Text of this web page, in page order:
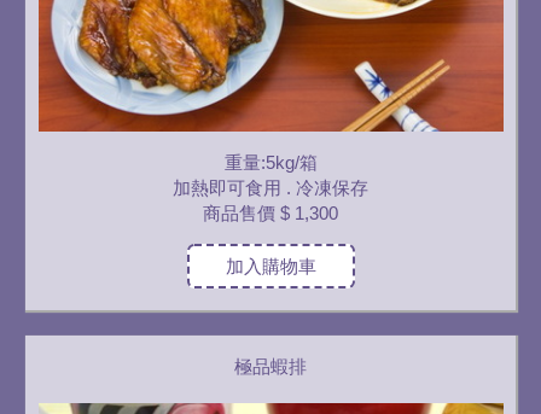
重量:5kg/箱
加熱即可食用 . 冷凍保存
商品售價 $ 1,300
加入購物車
極品蝦排